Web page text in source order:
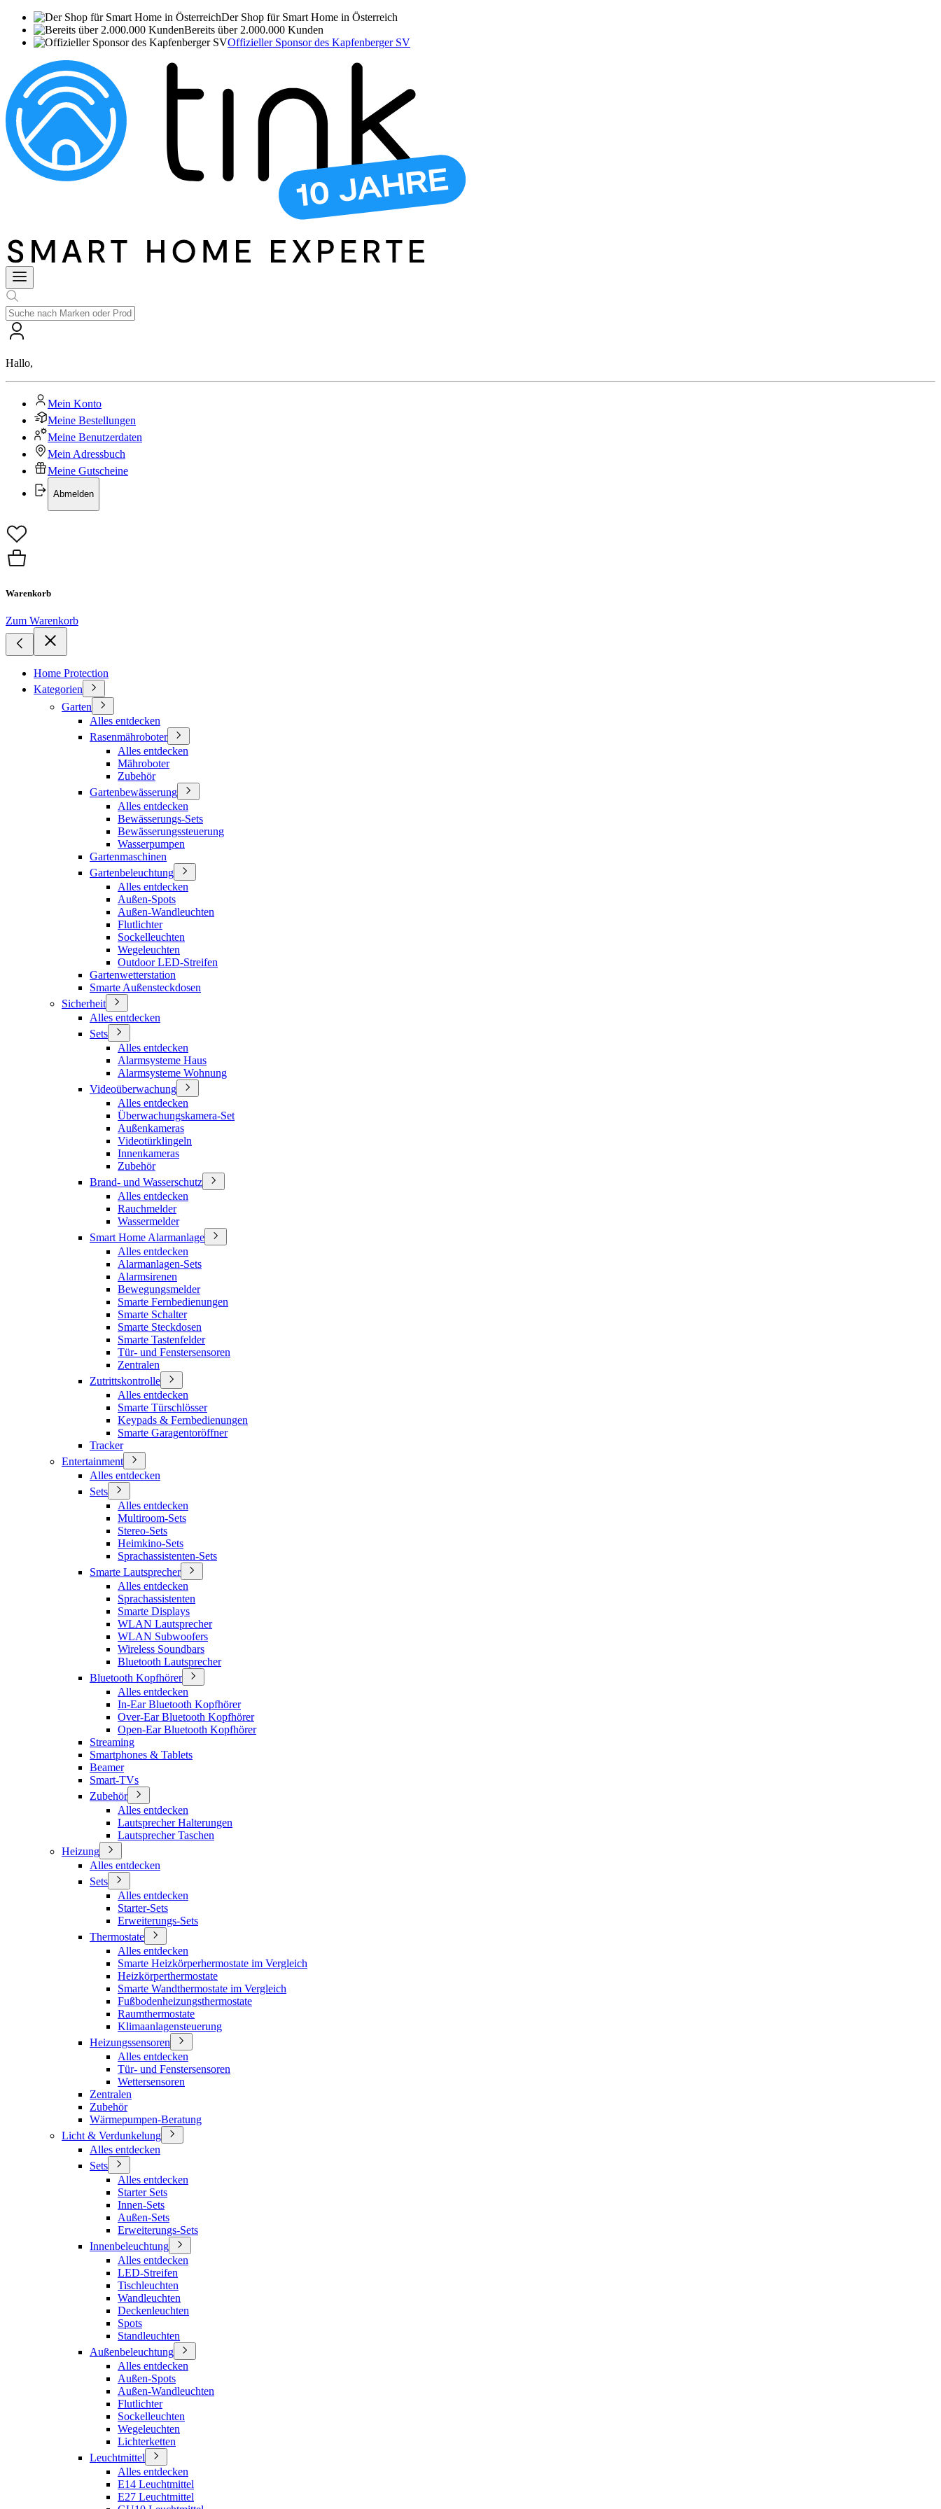
Der Shop für Smart Home in Österreich
Bereits über 2.000.000 Kunden
Offizieller Sponsor des Kapfenberger SV
Hallo,
Mein Konto
Meine Bestellungen
Meine Benutzerdaten
Mein Adressbuch
Meine Gutscheine
Abmelden
Warenkorb
Zum Warenkorb
Home Protection
Kategorien
Garten
Alles entdecken
Rasenmähroboter
Alles entdecken
Mähroboter
Zubehör
Gartenbewässerung
Alles entdecken
Bewässerungs-Sets
Bewässerungssteuerung
Wasserpumpen
Gartenmaschinen
Gartenbeleuchtung
Alles entdecken
Außen-Spots
Außen-Wandleuchten
Flutlichter
Sockelleuchten
Wegeleuchten
Outdoor LED-Streifen
Gartenwetterstation
Smarte Außensteckdosen
Sicherheit
Alles entdecken
Sets
Alles entdecken
Alarmsysteme Haus
Alarmsysteme Wohnung
Videoüberwachung
Alles entdecken
Überwachungskamera-Set
Außenkameras
Videotürklingeln
Innenkameras
Zubehör
Brand- und Wasserschutz
Alles entdecken
Rauchmelder
Wassermelder
Smart Home Alarmanlage
Alles entdecken
Alarmanlagen-Sets
Alarmsirenen
Bewegungsmelder
Smarte Fernbedienungen
Smarte Schalter
Smarte Steckdosen
Smarte Tastenfelder
Tür- und Fenstersensoren
Zentralen
Zutrittskontrolle
Alles entdecken
Smarte Türschlösser
Keypads & Fernbedienungen
Smarte Garagentoröffner
Tracker
Entertainment
Alles entdecken
Sets
Alles entdecken
Multiroom-Sets
Stereo-Sets
Heimkino-Sets
Sprachassistenten-Sets
Smarte Lautsprecher
Alles entdecken
Sprachassistenten
Smarte Displays
WLAN Lautsprecher
WLAN Subwoofers
Wireless Soundbars
Bluetooth Lautsprecher
Bluetooth Kopfhörer
Alles entdecken
In-Ear Bluetooth Kopfhörer
Over-Ear Bluetooth Kopfhörer
Open-Ear Bluetooth Kopfhörer
Streaming
Smartphones & Tablets
Beamer
Smart-TVs
Zubehör
Alles entdecken
Lautsprecher Halterungen
Lautsprecher Taschen
Heizung
Alles entdecken
Sets
Alles entdecken
Starter-Sets
Erweiterungs-Sets
Thermostate
Alles entdecken
Smarte Heizkörperhermostate im Vergleich
Heizkörperthermostate
Smarte Wandthermostate im Vergleich
Fußbodenheizungsthermostate
Raumthermostate
Klimaanlagensteuerung
Heizungssensoren
Alles entdecken
Tür- und Fenstersensoren
Wettersensoren
Zentralen
Zubehör
Wärmepumpen-Beratung
Licht & Verdunkelung
Alles entdecken
Sets
Alles entdecken
Starter Sets
Innen-Sets
Außen-Sets
Erweiterungs-Sets
Innenbeleuchtung
Alles entdecken
LED-Streifen
Tischleuchten
Wandleuchten
Deckenleuchten
Spots
Standleuchten
Außenbeleuchtung
Alles entdecken
Außen-Spots
Außen-Wandleuchten
Flutlichter
Sockelleuchten
Wegeleuchten
Lichterketten
Leuchtmittel
Alles entdecken
E14 Leuchtmittel
E27 Leuchtmittel